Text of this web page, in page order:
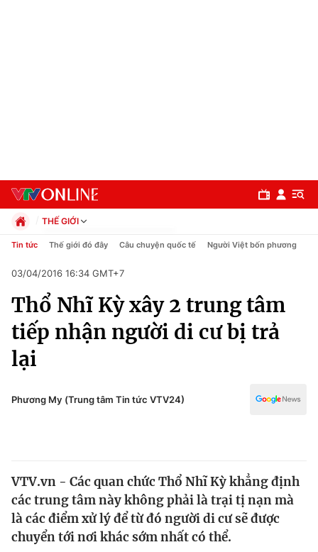
Chuyên mục
Chính trị
Xã hội
Pháp luật
Thế giới
Tin tức
Thế giới đó đây
Kinh tế
THẾ GIỚI
Chính trị
Pháp luật
Kinh tế
Thể thao
Truyền hình
Công nghệ
Tin tức Thế giới đó đây Câu chuyện quốc tế Người Việt bốn phương
03/04/2016 16:34 GMT+7
Thổ Nhĩ Kỳ xây 2 trung tâm
tiếp nhận người di cư bị trả
lại
Phương My (Trung tâm Tin tức VTV24)
VTV.vn - Các quan chức Thổ Nhĩ Kỳ khẳng định
các trung tâm này không phải là trại tị nạn mà
là các điểm xử lý để từ đó người di cư sẽ được
chuyển tới nơi khác sớm nhất có thể.